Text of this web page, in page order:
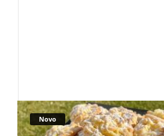
Novo